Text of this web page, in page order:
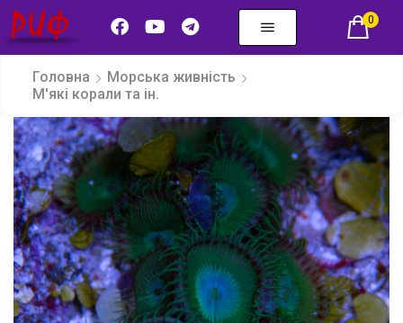
0
Головна
Морська живність
М'які корали та ін.